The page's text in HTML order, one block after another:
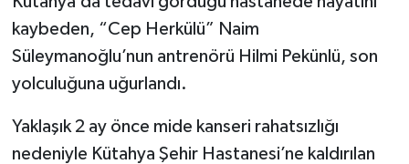
kaybeden, “Cep Herkülü” Naim
Süleymanoğlu’nun antrenörü Hilmi Pekünlü, son
yolculuğuna uğurlandı.
Yaklaşık 2 ay önce mide kanseri rahatsızlığı
nedeniyle Kütahya Şehir Hastanesi’ne kaldırılan
İlçeler
Köşe Yazıları
Kültür Sanat